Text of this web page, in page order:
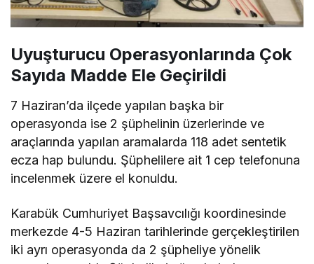
Uyuşturucu Operasyonlarında Çok
Sayıda Madde Ele Geçirildi
7 Haziran’da ilçede yapılan başka bir
operasyonda ise 2 şüphelinin üzerlerinde ve
araçlarında yapılan aramalarda 118 adet sentetik
ecza hap bulundu. Şüphelilere ait 1 cep telefonuna
incelenmek üzere el konuldu.
Karabük Cumhuriyet Başsavcılığı koordinesinde
merkezde 4-5 Haziran tarihlerinde gerçekleştirilen
iki ayrı operasyonda da 2 şüpheliye yönelik